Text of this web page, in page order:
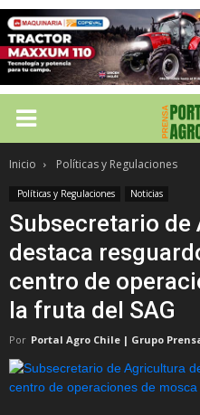
Inicio Políticas y Regulaciones
Políticas y Regulaciones Noticias
Subsecretario
destaca
centro de
la fruta del SAG
Por Portal Agro Chile | Grupo